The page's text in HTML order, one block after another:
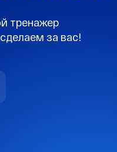
тренажер
за вас!